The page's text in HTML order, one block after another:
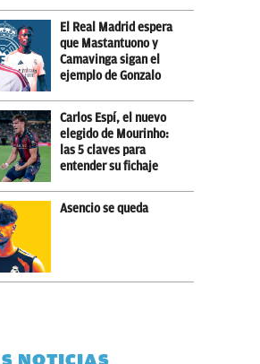
El Real Madrid espera
que Mastantuono y
Camavinga sigan el
ejemplo de Gonzalo
Carlos Espí, el nuevo
elegido de Mourinho:
las 5 claves para
entender su fichaje
Asencio se queda
NOTICIAS